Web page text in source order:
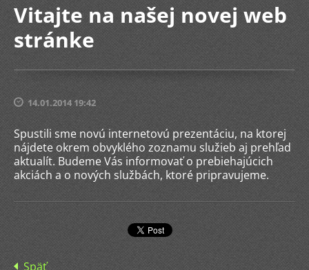
Vitajte na našej novej web
stránke
14.01.2014 19:42
Spustili sme novú internetovú prezentáciu, na ktorej
nájdete okrem obvyklého zoznamu služieb aj prehľad
aktualít. Budeme Vás informovať o prebiehajúcich
akciách a o nových službách, ktoré pripravujeme.
Späť